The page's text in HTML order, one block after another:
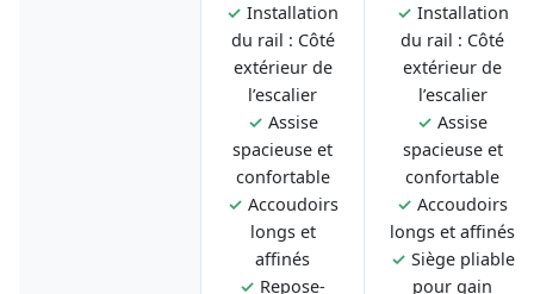
✓ Installation
du rail : Côté
extérieur de
l’escalier
✓ Assise
spacieuse et
confortable
✓ Accoudoirs
longs et
affinés
✓ Repose-
✓ Installation
du rail : Côté
extérieur de
l’escalier
✓ Assise
spacieuse et
confortable
✓ Accoudoirs
longs et affinés
✓ Siège pliable
pour gain